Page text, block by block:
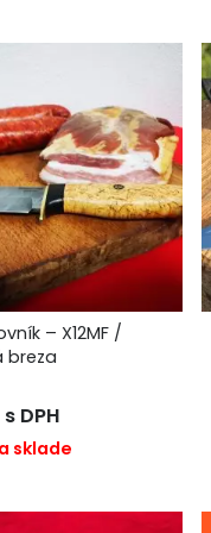
– X12MF /
breza
s DPH
sklade